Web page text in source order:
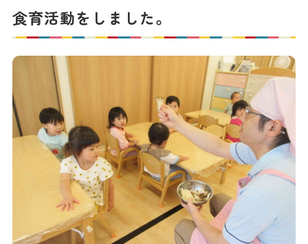
各種書類
よくあるご質問
保育園に関するお問い合わせ
プライバシーポリシー サイトのご利用について
サイトマップ ニチイ学館オフィシャルサイト
食育活動をしました。